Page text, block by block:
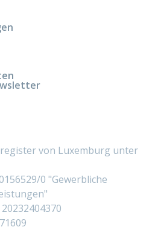
von Luxemburg unter
0 "Gewerbliche